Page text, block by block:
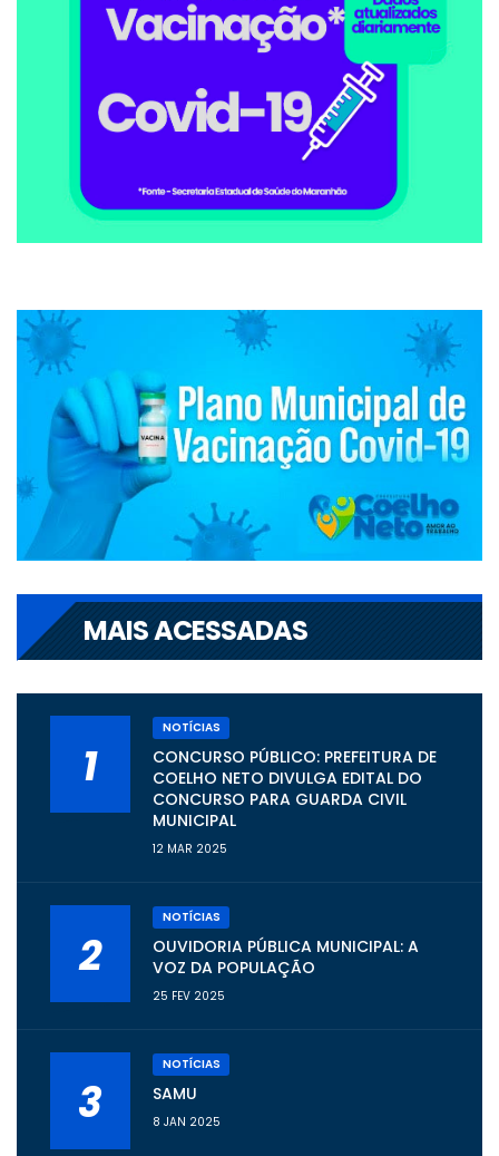
MAIS ACESSADAS
1
NOTÍCIAS
CONCURSO PÚBLICO: PREFEITURA DE
COELHO NETO DIVULGA EDITAL DO
CONCURSO PARA GUARDA CIVIL
MUNICIPAL
12 MAR 2025
2
NOTÍCIAS
OUVIDORIA PÚBLICA MUNICIPAL: A
VOZ DA POPULAÇÃO
25 FEV 2025
3
NOTÍCIAS
SAMU
8 JAN 2025